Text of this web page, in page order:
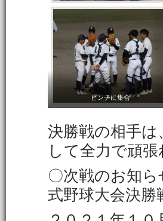
ピンチに集合
決勝戦の相手は
して全力で頑
〇次戦のお知
式野球大会決勝